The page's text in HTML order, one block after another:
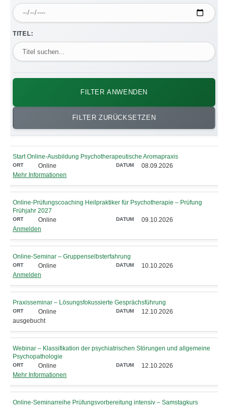
TITEL:
FILTER ANWENDEN
FILTER ZURÜCKSETZEN
Start Online-Ausbildung Psychotherapeutische Aromapraxis
Online
08.09.2026
Mehr Informationen
Online-Prüfungscoaching Heilpraktiker für Psychotherapie ‒ Prüfung
Frühjahr 2027
Online
09.10.2026
Anmelden
Online-Seminar – Gruppenselbsterfahrung
Online
10.10.2026
Anmelden
Praxisseminar – Lösungsfokussierte Gesprächsführung
Online
12.10.2026
ausgebucht
Webinar – Klassifikati­on der psychiatrischen Störungen und allgemeine
Psychopathologie
Online
12.10.2026
Mehr Informationen
Online-Seminarreihe Prüfungsvorbereitung intensiv ‒ Samstagkurs